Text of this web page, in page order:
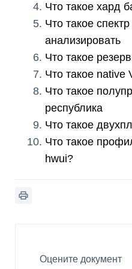
Что такое хард
Что такое
анализировать
Что такое
Что такое native
Что такое
республика
Что такое
Что такое
hwui?
Оцените документ